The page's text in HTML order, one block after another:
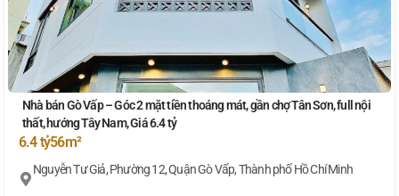
Nhà bán Gò Vấp – Góc 2 mặt tiền thoáng mát, gần chợ Tân Sơn, full nội
thất, hướng Tây Nam, Giá 6.4 tỷ
6.4 tỷ56m²
Nguyễn Tư Giả, Phường 12, Quận Gò Vấp, Thành phố Hồ Chí Minh